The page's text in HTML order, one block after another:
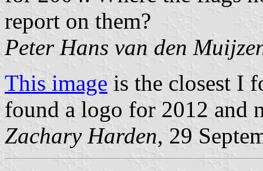
report on them?
Peter Hans van den
This image is the closest I
found a logo for 2012 and
Zachary Harden, 29